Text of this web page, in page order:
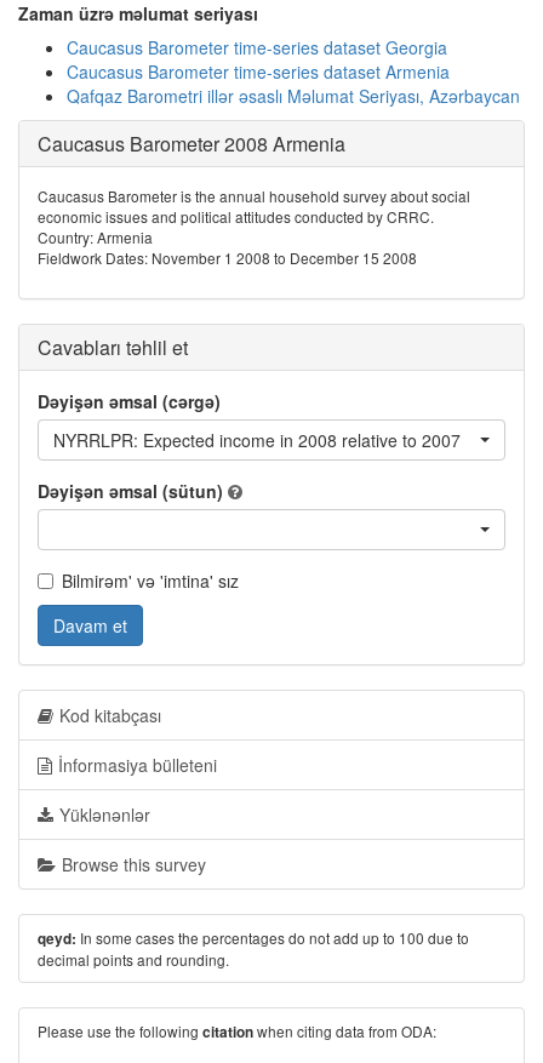
Zaman üzrə məlumat seriyası
Caucasus Barometer time-series dataset Georgia
Caucasus Barometer time-series dataset Armenia
Qafqaz Barometri illər əsaslı Məlumat Seriyası, Azərbaycan
Caucasus Barometer 2008 Armenia
Caucasus Barometer is the annual household survey about social
economic issues and political attitudes conducted by CRRC.
Country: Armenia
Fieldwork Dates: November 1 2008 to December 15 2008
Cavabları təhlil et
Dəyişən əmsal (cərgə)
NYRRLPR: Expected income in 2008 relative to 2007
Dəyişən əmsal (sütun)
Bilmirəm' və 'imtina' sız
Davam et
Kod kitabçası
İnformasiya bülleteni
Yüklənənlər
Browse this survey
qeyd: In some cases the percentages do not add up to 100 due to
decimal points and rounding.
Please use the following citationwhen citing data from ODA: